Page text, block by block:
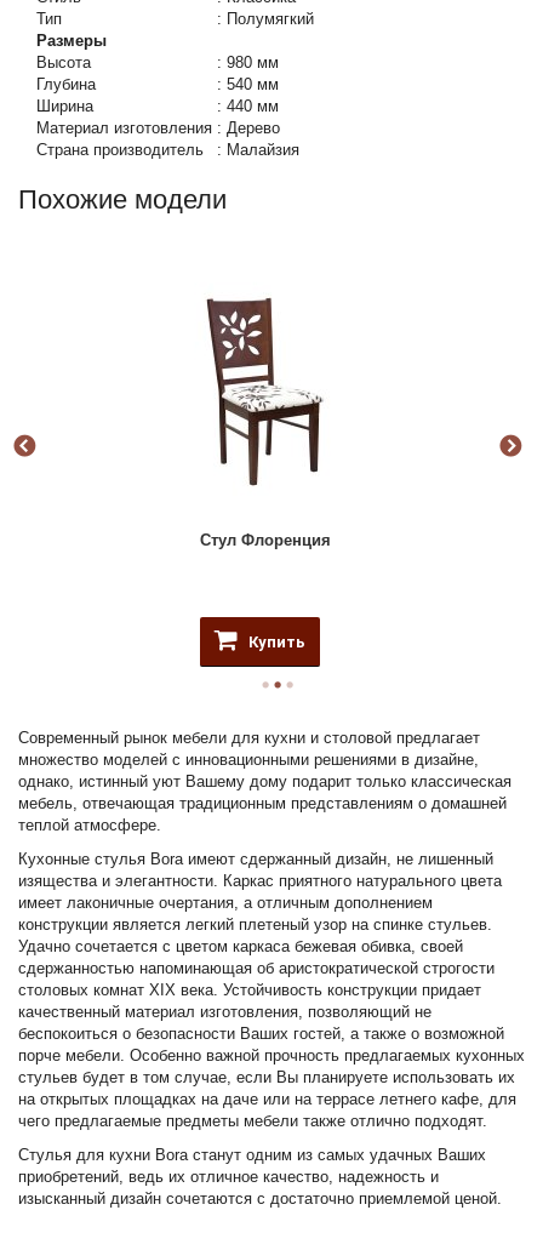
Тип
: Полумягкий
Размеры
Высота
: 980 мм
Глубина
: 540 мм
Ширина
: 440 мм
Материал изготовления : Дерево
Страна производитель
: Малайзия
Похожие модели
Стул Флоренция
Купить
Современный рынок мебели для кухни и столовой предлагает
множество моделей с инновационными решениями в дизайне,
однако, истинный уют Вашему дому подарит только классическая
мебель, отвечающая традиционным представлениям о домашней
теплой атмосфере.
Кухонные стулья Bora имеют сдержанный дизайн, не лишенный
изящества и элегантности. Каркас приятного натурального цвета
имеет лаконичные очертания, а отличным дополнением
конструкции является легкий плетеный узор на спинке стульев.
Удачно сочетается с цветом каркаса бежевая обивка, своей
сдержанностью напоминающая об аристократической строгости
столовых комнат ХIХ века. Устойчивость конструкции придает
качественный материал изготовления, позволяющий не
беспокоиться о безопасности Ваших гостей, а также о возможной
порче мебели. Особенно важной прочность предлагаемых кухонных
стульев будет в том случае, если Вы планируете использовать их
на открытых площадках на даче или на террасе летнего кафе, для
чего предлагаемые предметы мебели также отлично подходят.
Стулья для кухни Bora станут одним из самых удачных Ваших
приобретений, ведь их отличное качество, надежность и
изысканный дизайн сочетаются с достаточно приемлемой ценой.